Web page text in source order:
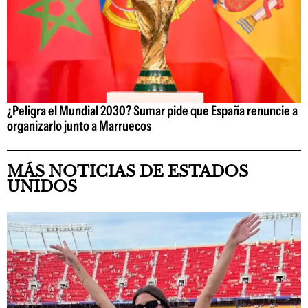
¿Peligra el Mundial 2030? Sumar pide que España renuncie a
organizarlo junto a Marruecos
MÁS NOTICIAS DE ESTADOS
UNIDOS